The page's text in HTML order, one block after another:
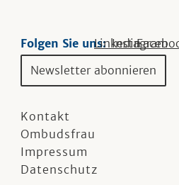
Folgen Sie uns:Linkedin
Instagram
Newsletter abonnieren
Kontakt
Ombudsfrau
Impressum
Datenschutz